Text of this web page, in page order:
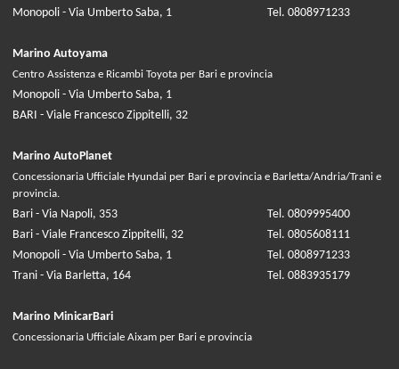
Monopoli - Via Umberto Saba, 1
Tel. 0808971233
Marino Autoyama
Centro Assistenza e Ricambi Toyota per Bari e provincia
Monopoli - Via Umberto Saba, 1
BARI - Viale Francesco Zippitelli, 32
Marino AutoPlanet
Concessionaria Ufficiale Hyundai per Bari e provincia e Barletta/Andria/Trani e
provincia.
Bari - Via Napoli, 353
Tel. 0809995400
Bari - Viale Francesco Zippitelli, 32
Tel. 0805608111
Monopoli - Via Umberto Saba, 1
Tel. 0808971233
Trani - Via Barletta, 164
Tel. 0883935179
Marino MinicarBari
Concessionaria Ufficiale Aixam per Bari e provincia